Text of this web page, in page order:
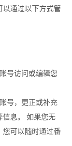
以通过以下方式管
号访问或编辑您
号，更正或补充
信息。 如果您无
您可以随时通过番